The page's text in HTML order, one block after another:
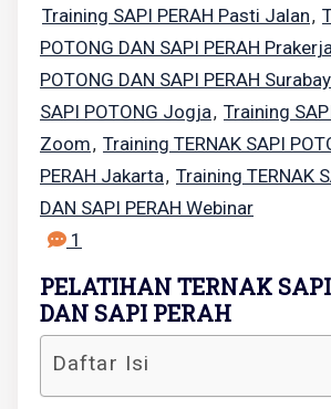
Training SAPI PERAH Pasti Jalan,
POTONG DAN SAPI PERAH Prakerja
POTONG DAN SAPI PERAH
SAPI POTONG Jogja, Training
Zoom, Training TERNAK SAPI
PERAH Jakarta, Training TERNAK
DAN SAPI PERAH Webinar
1
PELATIHAN TERNAK SAPI
DAN SAPI PERAH
Daftar Isi